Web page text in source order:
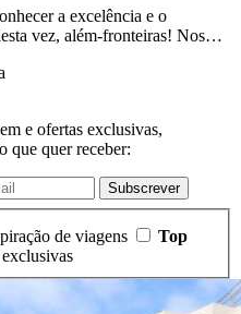
a excelência e o
vez, além-fronteiras! Nos…
e ofertas exclusivas,
que quer receber:
Subscrever
de viagens
Top